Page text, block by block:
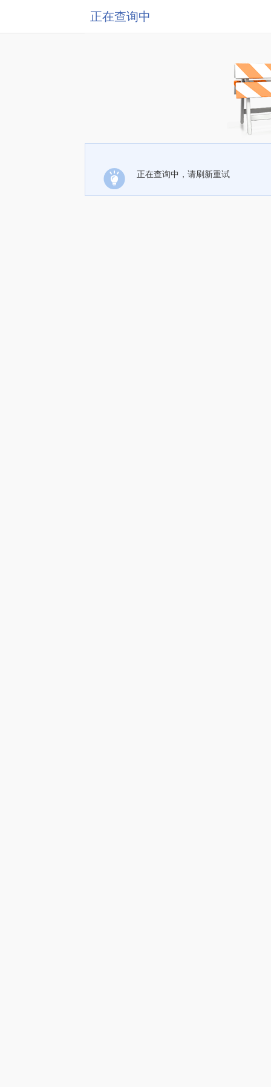
正在查询中
正在查询中，请刷新重试